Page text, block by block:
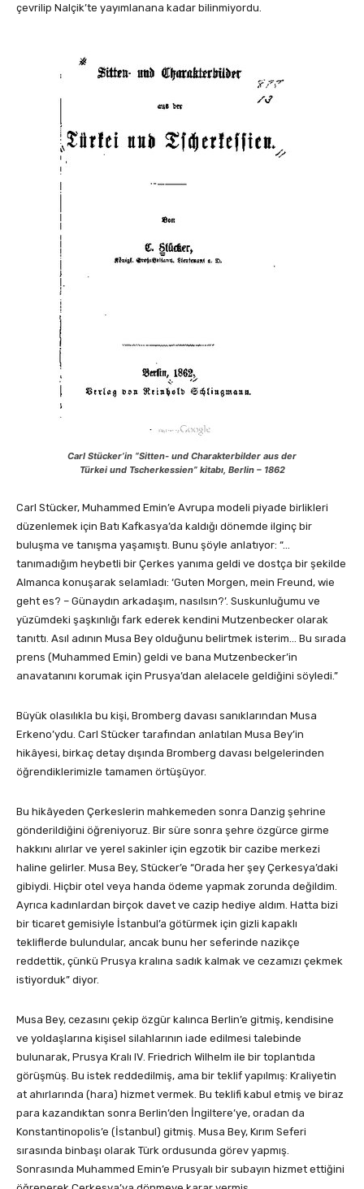
çevrilip Nalçik’te yayımlanana kadar bilinmiyordu.
Carl Stücker’in “Sitten- und Charakterbilder aus der
Türkei und Tscherkessien” kitabı, Berlin – 1862
Carl Stücker, Muhammed Emin’e Avrupa modeli piyade birlikleri
düzenlemek için Batı Kafkasya’da kaldığı dönemde ilginç bir
buluşma ve tanışma yaşamıştı. Bunu şöyle anlatıyor: “…
tanımadığım heybetli bir Çerkes yanıma geldi ve dostça bir şekilde
Almanca konuşarak selamladı: ‘Guten Morgen, mein Freund, wie
geht es? – Günaydın arkadaşım, nasılsın?’. Suskunluğumu ve
yüzümdeki şaşkınlığı fark ederek kendini Mutzenbecker olarak
tanıttı. Asıl adının Musa Bey olduğunu belirtmek isterim… Bu sırada
prens (Muhammed Emin) geldi ve bana Mutzenbecker’in
anavatanını korumak için Prusya’dan alelacele geldiğini söyledi.”
Büyük olasılıkla bu kişi, Bromberg davası sanıklarından Musa
Erkeno’ydu. Carl Stücker tarafından anlatılan Musa Bey’in
hikâyesi, birkaç detay dışında Bromberg davası belgelerinden
öğrendiklerimizle tamamen örtüşüyor.
Bu hikâyeden Çerkeslerin mahkemeden sonra Danzig şehrine
gönderildiğini öğreniyoruz. Bir süre sonra şehre özgürce girme
hakkını alırlar ve yerel sakinler için egzotik bir cazibe merkezi
haline gelirler. Musa Bey, Stücker’e “Orada her şey Çerkesya’daki
gibiydi. Hiçbir otel veya handa ödeme yapmak zorunda değildim.
Ayrıca kadınlardan birçok davet ve cazip hediye aldım. Hatta bizi
bir ticaret gemisiyle İstanbul’a götürmek için gizli kapaklı
tekliflerde bulundular, ancak bunu her seferinde nazikçe
reddettik, çünkü Prusya kralına sadık kalmak ve cezamızı çekmek
istiyorduk” diyor.
Musa Bey, cezasını çekip özgür kalınca Berlin’e gitmiş, kendisine
ve yoldaşlarına kişisel silahlarının iade edilmesi talebinde
bulunarak, Prusya Kralı IV. Friedrich Wilhelm ile bir toplantıda
görüşmüş. Bu istek reddedilmiş, ama bir teklif yapılmış: Kraliyetin
at ahırlarında (hara) hizmet vermek. Bu teklifi kabul etmiş ve biraz
para kazandıktan sonra Berlin’den İngiltere’ye, oradan da
Konstantinopolis’e (İstanbul) gitmiş. Musa Bey, Kırım Seferi
sırasında binbaşı olarak Türk ordusunda görev yapmış.
Sonrasında Muhammed Emin’e Prusyalı bir subayın hizmet ettiğini